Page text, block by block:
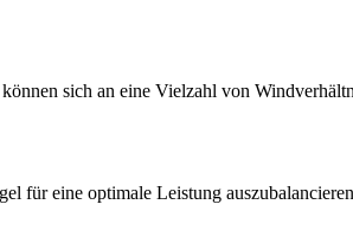
sich an eine Vielzahl von
für eine optimale Leistung